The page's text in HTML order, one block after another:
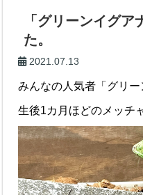
「グリーンイグ
た。
2021.07.13
みんなの人気者「グリー
生後1カ月ほどのメッチ